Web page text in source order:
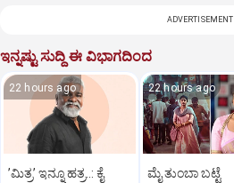
ADVERTISEMENT
ಇನ್ನಷ್ಟು ಸುದ್ದಿ ಈ ವಿಭಾಗದಿಂದ
22 hours ago
ʼಮಿತ್ರʼ ಇನ್ನೂ ಹತ್ರ..: ಕೈ
22 hours ago
ಮೈ ತುಂಬಾ ಬಟ್ಟೆ